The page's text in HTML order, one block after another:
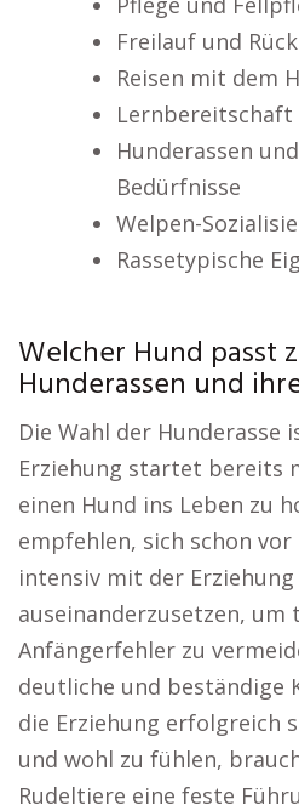
Freilauf und
Reisen mit dem
Lernbereitschaft
Hunderassen
Bedürfnisse
Welpen-
Rassetypische
Welcher Hund passt
Hunderassen und
Die Wahl der Hunderasse
Erziehung startet bereits
einen Hund ins Leben zu
empfehlen, sich schon
intensiv mit der Erziehung
auseinanderzusetzen, um
Anfängerfehler zu
deutliche und beständige
die Erziehung erfolgreich
und wohl zu fühlen,
Rudeltiere eine feste